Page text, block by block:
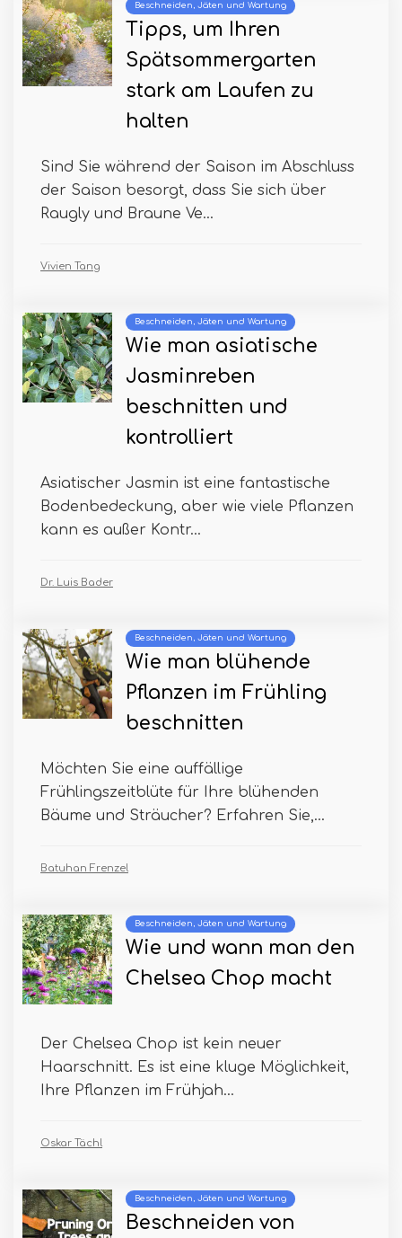
Beschneiden, Jäten und Wartung
Tipps, um Ihren
Spätsommergarten
stark am Laufen zu
halten
Sind Sie während der Saison im Abschluss
der Saison besorgt, dass Sie sich über
Raugly und Braune Ve...
Vivien Tang
Beschneiden, Jäten und Wartung
Wie man asiatische
Jasminreben
beschnitten und
kontrolliert
Asiatischer Jasmin ist eine fantastische
Bodenbedeckung, aber wie viele Pflanzen
kann es außer Kontr...
Dr. Luis Bader
Beschneiden, Jäten und Wartung
Wie man blühende
Pflanzen im Frühling
beschnitten
Möchten Sie eine auffällige
Frühlingszeitblüte für Ihre blühenden
Bäume und Sträucher? Erfahren Sie,...
Batuhan Frenzel
Beschneiden, Jäten und Wartung
Wie und wann man den
Chelsea Chop macht
Der Chelsea Chop ist kein neuer
Haarschnitt. Es ist eine kluge Möglichkeit,
Ihre Pflanzen im Frühjah...
Oskar Tächl
Beschneiden, Jäten und Wartung
Beschneiden von